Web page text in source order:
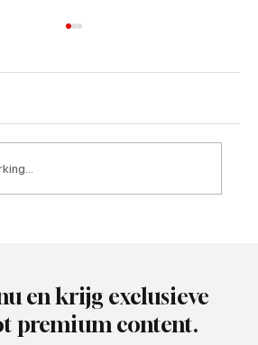
en krijg exclusieve
premium content.